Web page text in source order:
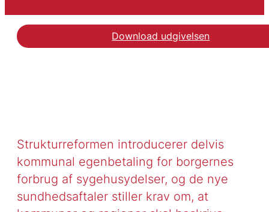
Download udgivelsen
Strukturreformen introducerer delvis
kommunal egenbetaling for borgernes
forbrug af sygehusydelser, og de nye
sundhedsaftaler stiller krav om, at